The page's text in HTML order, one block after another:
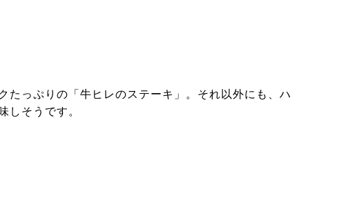
たっぷりの「牛ヒレのステーキ」。それ以外にも、ハ
しそうです。